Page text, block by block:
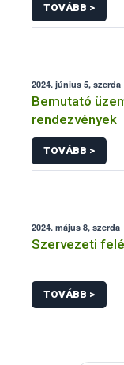
TOVÁBB >
2024. június 5, szerda
Bemutató
rendezvények
TOVÁBB >
2024. május 8, szerda
Szervezeti
TOVÁBB >